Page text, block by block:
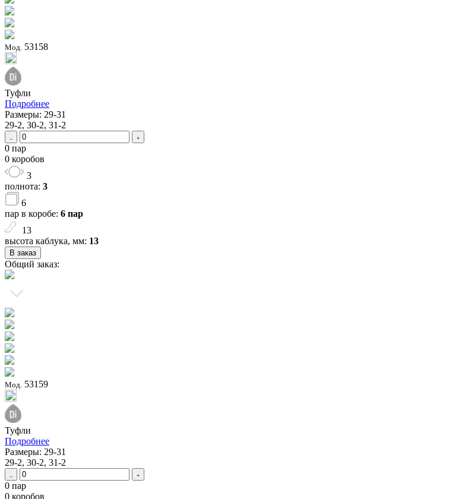
Мод. 53158
Туфли
Подробнее
Размеры: 29-31
29-2, 30-2, 31-2
0 пар
0 коробов
3
полнота: 3
6
пар в коробе: 6 пар
13
высота каблука, мм: 13
В заказ
Общий заказ:
Мод. 53159
Туфли
Подробнее
Размеры: 29-31
29-2, 30-2, 31-2
0 пар
0 коробов